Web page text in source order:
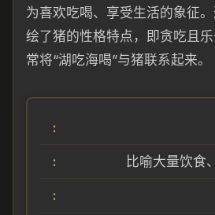
为喜欢吃喝、享受生活的象征
绘了猪的性格特点，即贪吃且
常将“湖吃海喝”与猪联系起来。
比喻大量饮食